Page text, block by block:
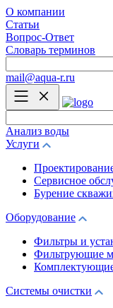
О компании
Статьи
Вопрос-Ответ
Словарь терминов
mail@aqua-r.ru
Анализ воды
Услуги
Сервисное
Бурение
Оборудование
Фильтры и
Фильтрующие
Системы очистки